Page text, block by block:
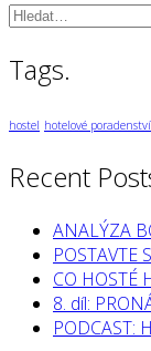
Vyhledávání:
Tags.
hostel hotelové poradenství
Recent
ANALÝZA
POSTAVTE
CO HOSTÉ
8. díl:
PODCAST: